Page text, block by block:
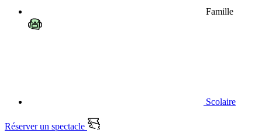
Famille
Scolaire
Réserver un spectacle